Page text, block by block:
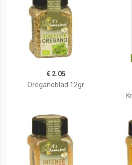
€ 2.05
Oreganoblad 12gr